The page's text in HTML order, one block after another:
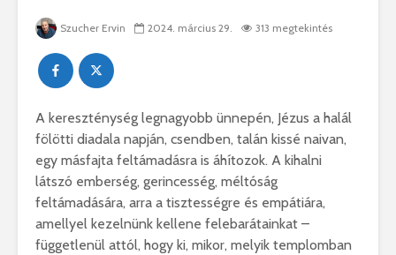
Szucher Ervin 2024. március 29. 313 megtekintés
A kereszténység legnagyobb ünnepén, Jézus a halál
fölötti diadala napján, csendben, talán kissé naivan,
egy másfajta feltámadásra is áhítozok. A kihalni
látszó emberség, gerincesség, méltóság
feltámadására, arra a tisztességre és empátiára,
amellyel kezelnünk kellene felebarátainkat –
függetlenül attól, hogy ki, mikor, melyik templomban